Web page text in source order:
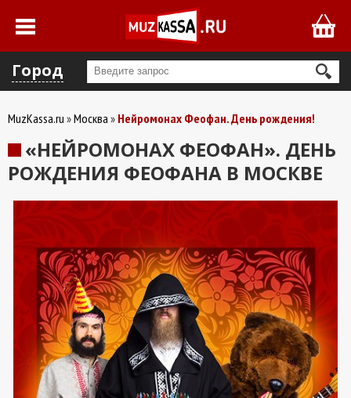
Город
MuzKassa.ru Москва Нейромонах Феофан. День рождения!
«НЕЙРОМОНАХ ФЕОФАН». ДЕНЬ
РОЖДЕНИЯ ФЕОФАНА В МОСКВЕ